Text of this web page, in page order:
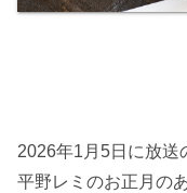
2026年1月5日に放送
平野レミのお正月の